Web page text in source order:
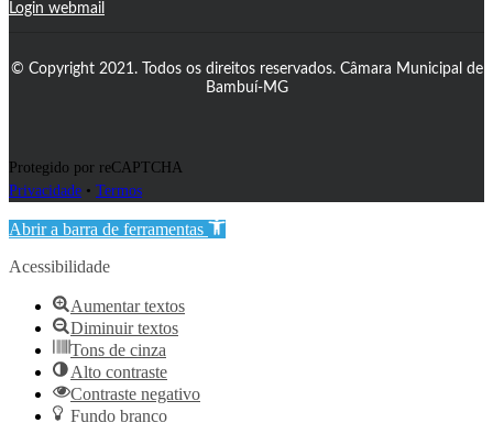
Login webmail
© Copyright 2021. Todos os direitos reservados. Câmara Municipal de
Bambuí-MG
Protegido por reCAPTCHA
Privacidade • Termos
Abrir a barra de ferramentas
Acessibilidade
Aumentar textos
Diminuir textos
Tons de cinza
Alto contraste
Contraste negativo
Fundo branco